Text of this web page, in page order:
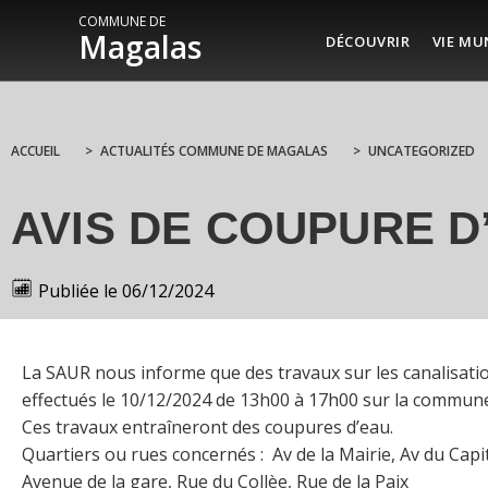
COMMUNE DE
Magalas DÉCOUVRIR VIE
ACCUEIL > ACTUALITÉS COMMUNE DE MAGALAS > UNCATEGORIZED
AVIS DE COUPURE
Publiée le 06/12/2024
La SAUR nous informe que des travaux sur les
effectués le 10/12/2024 de 13h00 à 17h00 sur la
Ces travaux entraîneront des coupures d’eau.
Quartiers ou rues concernés : Av de la Mairie, Av du
Avenue de la gare, Rue du Collèe, Rue de la Paix